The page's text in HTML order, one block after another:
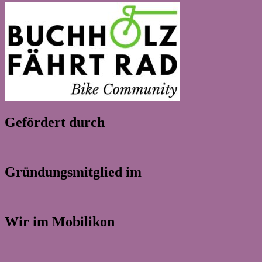
Gefördert durch
Gründungsmitglied im
Wir im Mobilikon